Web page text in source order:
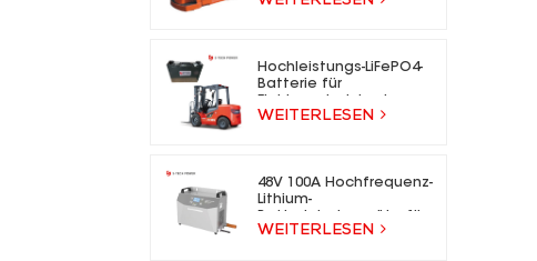
Hochleistungs-LiFePO4-
Batterie für
WEITERLESEN
48V 100A Hochfrequenz-
Lithium-
Gabelstapler
WEITERLESEN